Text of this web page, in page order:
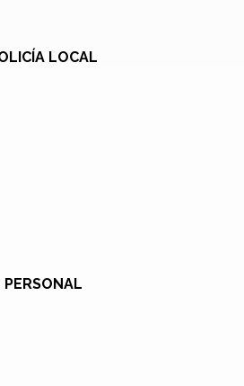
LOCAL
PERSONAL